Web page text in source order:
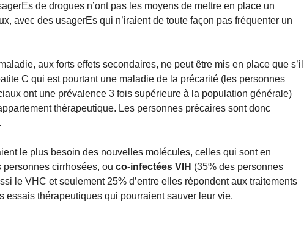
de drogues n’ont pas les moyens de mettre en place un
avec des usagerEs qui n’iraient de toute façon pas fréquenter un
aux forts effets secondaires, ne peut être mis en place que s’il
C qui est pourtant une maladie de la précarité (les personnes
ont une prévalence 3 fois supérieure à la population générale)
thérapeutique. Les personnes précaires sont donc
le plus besoin des nouvelles molécules, celles qui sont en
cirrhosées, ou co-infectées VIH (35% des personnes
le VHC et seulement 25% d’entre elles répondent aux traitements
essais thérapeutiques qui pourraient sauver leur vie.